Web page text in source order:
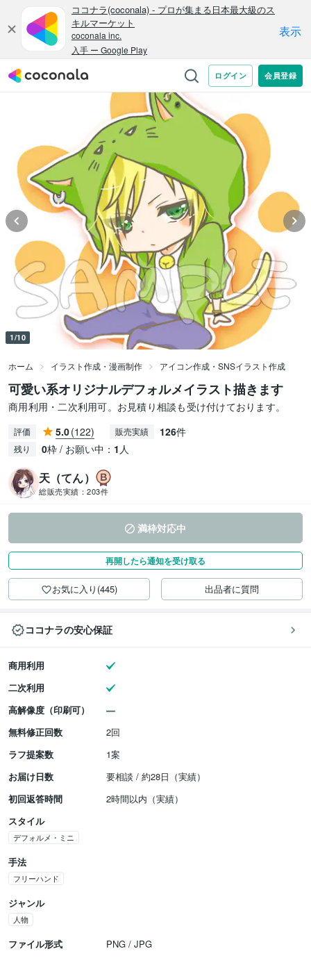
1/10
ホーム イラスト作成・漫画制作 アイコン作成・SNSイラスト作成
可愛い系オリジナルデフォルメイラスト描きます
商用利用・二次利用可。お見積り相談も受け付けております。
評価 5.0(122) 販売実績 126件
残り 0枠 / お願い中： 1 人
天（てん）
総販売実績： 203件
満枠対応中
再開したら通知を受け取る
お気に入り(445) 出品者に質問
ココナラの安心保証
商用利用
二次利用
高解像度（印刷可）
無料修正回数
2回
ラフ提案数
1案
お届け日数
要相談 / 約28日（実績）
初回返答時間
2時間以内（実績）
スタイル
デフォルメ・ミニ
手法
フリーハンド
ジャンル
人物
ファイル形式 PNG / JPG